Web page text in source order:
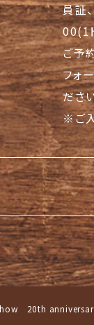
員証
00(1
ご
フォ
ださ
※ご
20th